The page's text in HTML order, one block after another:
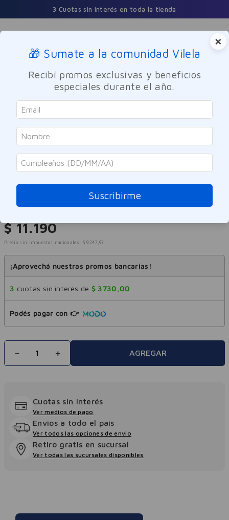
3 Cuotas sin interés en toda la tienda
Buscar
Cuidado Personal Cuidado del Cabello Acondicionador
Garnier
Acondicionador Fructis Hair Food
Ananá 300ml
Referencia:-320653
$ 11.190
Precio sin impuestos nacionales: $ 9247 ,93
¡Aprovechá nuestras promos bancarias!
3 cuotas sin interés de $ 3730 ,00
Podés pagar con 👉
＋
－ AGREGAR
Cuotas sin interés
Ver medios de pago
Envios a todo el pais
Ver todos las opciones de envio
Retiro gratis en sucursal
Ver todas las sucursales disponibles
×
🎁 Sumate a la comunidad Vilela
Recibí promos exclusivas y beneficios
especiales durante el año.
Suscribirme